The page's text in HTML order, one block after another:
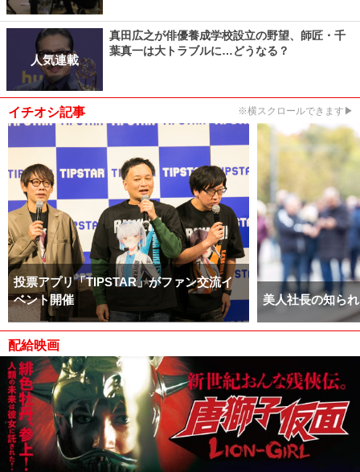
人気連載
真田広之が俳優養成学校設立の野望、師匠・千
葉真一は大トラブルに…どうなる？
イチオシ記事 ※横スクロールできます▶
投票アプリ「TIPSTAR」がファン交流イ
ベント開催
美人社長の知ら
配給映画